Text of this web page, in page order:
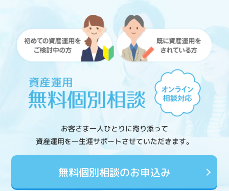
お客さま一人ひとりに寄り添って
資産運用を一生涯サポートさせていただきます。
無料個別相談のお申込み